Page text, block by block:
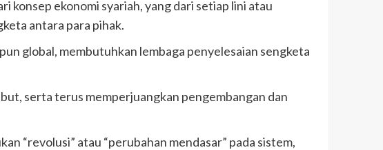
konsep ekonomi syariah, yang dari setiap lini atau
antara para pihak.
global, membutuhkan lembaga penyelesaian sengketa
serta terus memperjuangkan pengembangan dan
“revolusi” atau “perubahan mendasar” pada sistem,